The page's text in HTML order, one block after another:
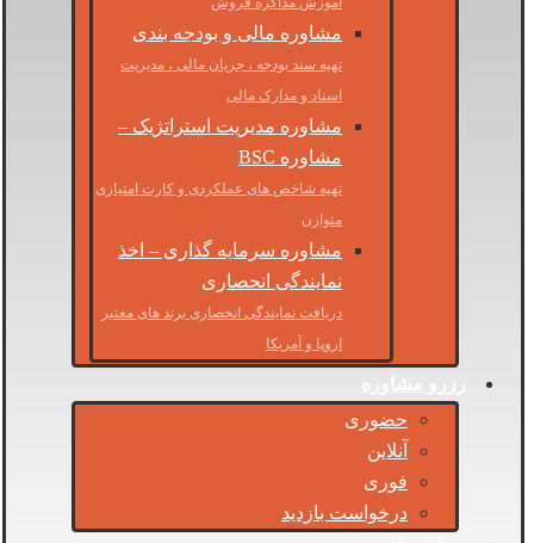
مشاوره مالی و بودجه بندی
تهیه سند بودجه ، جریان مالی ، مدیریت
اسناد و مدارک مالی
مشاوره مدیریت استراتژیک –
مشاوره BSC
تهیه شاخص های عملکردی و کارت امتیازی
متوازن
مشاوره سرمایه گذاری – اخذ
نمایندگی انحصاری
دریافت نمایندگی انحصاری برند های معتبر
اروپا و آمریکا
رزرو مشاوره
حضوری
آنلاین
فوری
درخواست بازدید